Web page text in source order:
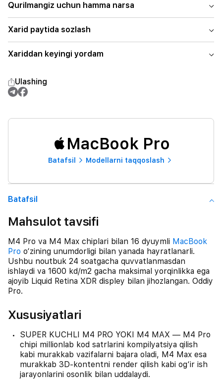
Qurilmangiz uchun hamma narsa
Xarid paytida sozlash
Xariddan keyingi yordam
Ulashing
MacBook Pro
Batafsil Modellarni taqqoslash
Batafsil
Mahsulot tavsifi
M4 Pro va M4 Max chiplari bilan 16 dyuymli MacBook
Pro o‘zining unumdorligi bilan yanada hayratlanarli.
Ushbu noutbuk 24 soatgacha quvvatlanmasdan
ishlaydi va 1600 kd/m2 gacha maksimal yorqinlikka ega
ajoyib Liquid Retina XDR displey bilan jihozlangan. Oddiy
Pro.
Xususiyatlari
SUPER KUCHLI M4 PRO YOKI M4 MAX — M4 Pro
chipi millionlab kod satrlarini kompilyatsiya qilish
kabi murakkab vazifalarni bajara oladi, M4 Max esa
murakkab 3D-kontentni render qilish kabi og‘ir ish
jarayonlarini osonlik bilan uddalaydi.